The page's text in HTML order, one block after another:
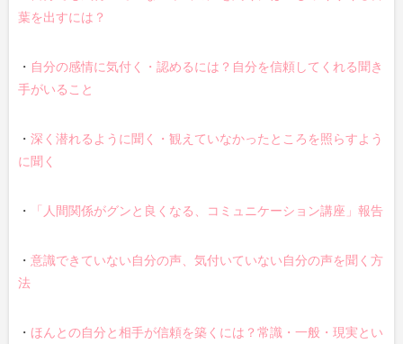
葉を出すには？
・ 自分の感情に気付く・認めるには？自分を信頼してくれる聞き
手がいること
・ 深く潜れるように聞く・観えていなかったところを照らすよう
に聞く
・ 「人間関係がグンと良くなる、コミュニケーション講座」報告
・ 意識できていない自分の声、気付いていない自分の声を聞く方
法
・ ほんとの自分と相手が信頼を築くには？常識・一般・現実とい